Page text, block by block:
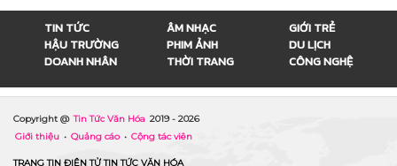
TIN TỨC
HẬU TRƯỜNG
DOANH NHÂN
ÂM NHẠC
PHIM ẢNH
THỜI TRANG
GIỚI TRẺ
DU LỊCH
CÔNG NGHỆ
Copyright @ Tin Tức Văn Hóa 2019 - 2026
Giới thiệu • Quảng cáo • Cộng tác viên
TRANG TIN ĐIỆN TỬ TIN TỨC VĂN HÓA